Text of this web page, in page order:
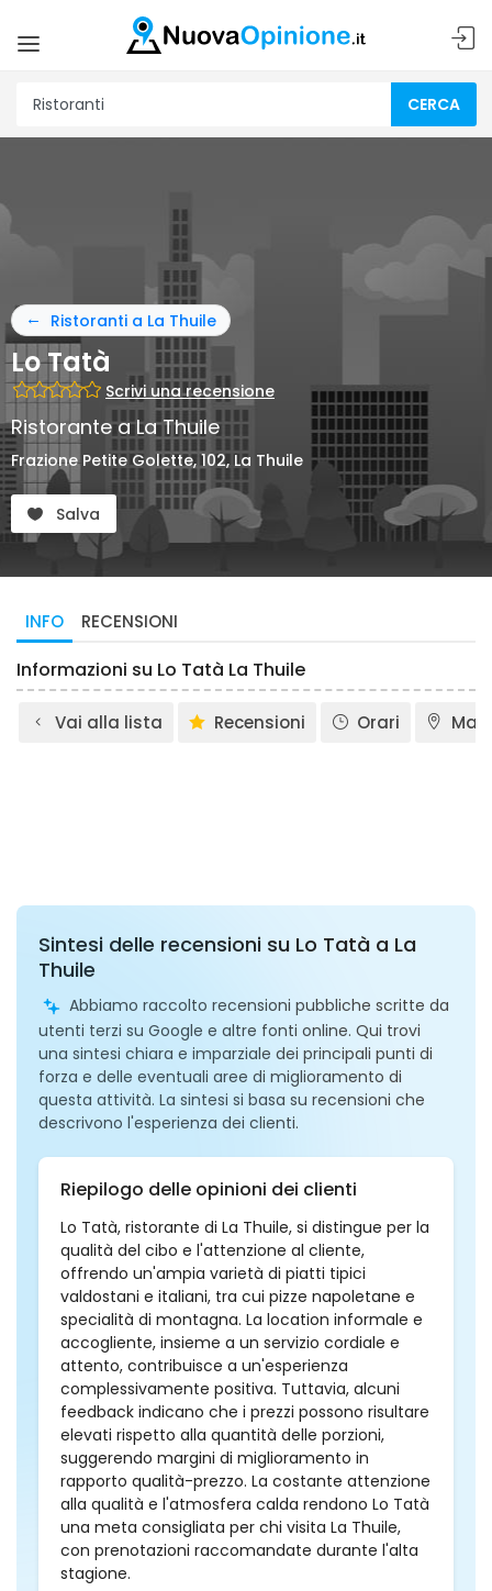
CERCA
Ristoranti a La Thuile
Lo Tatà
Scrivi una recensione
Ristorante a La Thuile
Frazione Petite Golette, 102, La Thuile
Salva
INFO RECENSIONI
Informazioni su Lo Tatà La Thuile
Vai alla lista Recensioni Orari
Sintesi delle recensioni su Lo Tatà a La
Thuile
Abbiamo raccolto recensioni pubbliche scritte da
utenti terzi su Google e altre fonti online. Qui trovi
una sintesi chiara e imparziale dei principali punti di
forza e delle eventuali aree di miglioramento di
questa attività. La sintesi si basa su recensioni che
descrivono l'esperienza dei clienti.
Riepilogo delle opinioni dei clienti
Lo Tatà, ristorante di La Thuile, si distingue per la
qualità del cibo e l'attenzione al cliente,
offrendo un'ampia varietà di piatti tipici
valdostani e italiani, tra cui pizze napoletane e
specialità di montagna. La location informale e
accogliente, insieme a un servizio cordiale e
attento, contribuisce a un'esperienza
complessivamente positiva. Tuttavia, alcuni
feedback indicano che i prezzi possono risultare
elevati rispetto alla quantità delle porzioni,
suggerendo margini di miglioramento in
rapporto qualità-prezzo. La costante attenzione
alla qualità e l'atmosfera calda rendono Lo Tatà
una meta consigliata per chi visita La Thuile,
con prenotazioni raccomandate durante l'alta
stagione.